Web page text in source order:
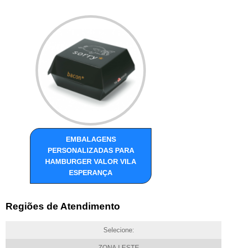
EMBALAGENS
PERSONALIZADAS PARA
HAMBURGER VALOR VILA
ESPERANÇA
Regiões de Atendimento
Selecione: